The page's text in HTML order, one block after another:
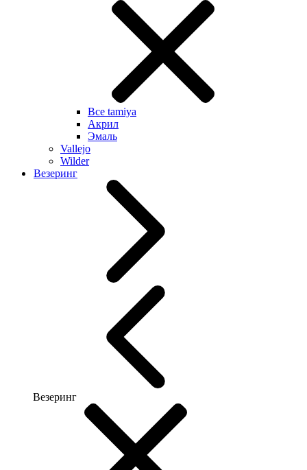
Все tamiya
Акрил
Эмаль
Vallejo
Wilder
Везеринг
Везеринг